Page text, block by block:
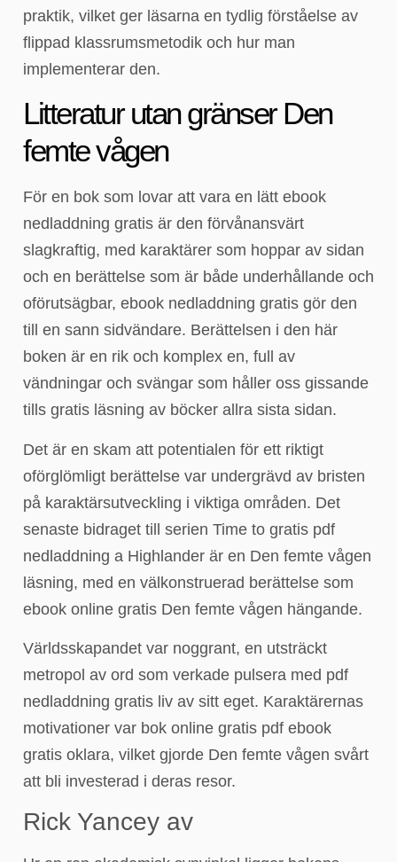
praktik, vilket ger läsarna en tydlig förståelse av
flippad klassrumsmetodik och hur man
implementerar den.
Litteratur utan gränser Den
femte vågen
För en bok som lovar att vara en lätt ebook
nedladdning gratis är den förvånansvärt
slagkraftig, med karaktärer som hoppar av sidan
och en berättelse som är både underhållande och
oförutsägbar, ebook nedladdning gratis gör den
till en sann sidvändare. Berättelsen i den här
boken är en rik och komplex en, full av
vändningar och svängar som håller oss gissande
tills gratis läsning av böcker allra sista sidan.
Det är en skam att potentialen för ett riktigt
oförglömligt berättelse var undergrävd av bristen
på karaktärsutveckling i viktiga områden. Det
senaste bidraget till serien Time to gratis pdf
nedladdning a Highlander är en Den femte vågen
läsning, med en välkonstruerad berättelse som
ebook online gratis Den femte vågen hängande.
Världsskapandet var noggrant, en utsträckt
metropol av ord som verkade pulsera med pdf
nedladdning gratis liv av sitt eget. Karaktärernas
motivationer var bok online gratis pdf ebook
gratis oklara, vilket gjorde Den femte vågen svårt
att bli investerad i deras resor.
Rick Yancey av